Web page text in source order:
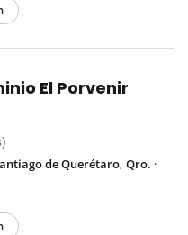
El Porvenir
de Querétaro, Qro. ·